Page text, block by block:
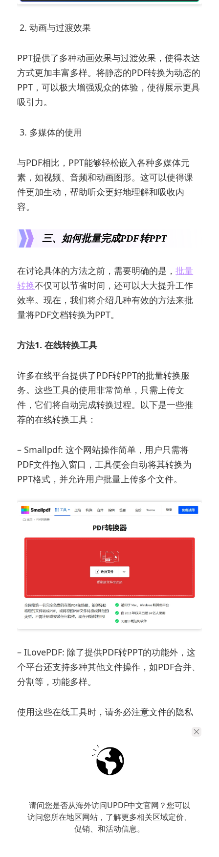
请问您是否从海外访问UPDF中文官网？您可以
访问您所在地区网站，了解更多相关区域定价、
促销、和活动信息。
2. 动画与过渡效果
PPT提供了多种动画效果与过渡效果，使得表达
方式更加丰富多样。将静态的PDF转换为动态的
PPT，可以极大增强观众的体验，使得展示更具
吸引力。
3. 多媒体的使用
与PDF相比，PPT能够轻松嵌入各种多媒体元
素，如视频、音频和动画图形。这可以使得课
件更加生动，帮助听众更好地理解和吸收内
容。
三、如何批量完成PDF转PPT
在讨论具体的方法之前，需要明确的是，批量
转换不仅可以节省时间，还可以大大提升工作
效率。现在，我们将介绍几种有效的方法来批
量将PDF文档转换为PPT。
方法1. 在线转换工具
许多在线平台提供了PDF转PPT的批量转换服
务。这些工具的使用非常简单，只需上传文
件，它们将自动完成转换过程。以下是一些推
荐的在线转换工具：
– Smallpdf: 这个网站操作简单，用户只需将
PDF文件拖入窗口，工具便会自动将其转换为
PPT格式，并允许用户批量上传多个文件。
– ILovePDF: 除了提供PDF转PPT的功能外，这
个平台还支持多种其他文件操作，如PDF合并、
分割等，功能多样。
使用这些在线工具时，请务必注意文件的隐私
和更好的文件安全性。电脑软件转换的速度
快、质量高，但需要提前下载安装。以下是一
些值得推荐的PDF格式转换软件。